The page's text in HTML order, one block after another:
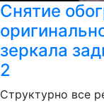
Снятие
зеркала
2
Структурно все